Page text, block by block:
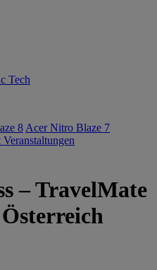
Tech
8 Acer Nitro Blaze 7
Veranstaltungen
– TravelMate